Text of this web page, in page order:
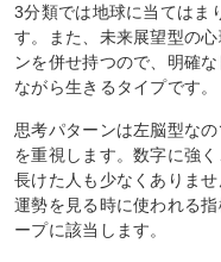
3分類では地球に当てはま
す。また、未来展望型の
ンを併せ持つので、明確
ながら生きるタイプです。
思考パターンは左脳型な
を重視します。数字に強
長けた人も少なくありま
運勢を見る時に使われる
ープに該当します。